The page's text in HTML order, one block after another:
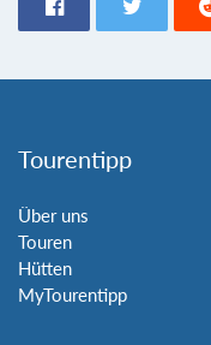
Tourentipp
Über uns
Touren
Hütten
MyTourentipp